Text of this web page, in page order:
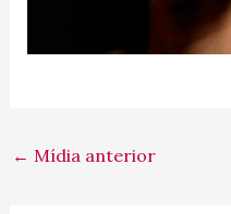
← Mídia anterior